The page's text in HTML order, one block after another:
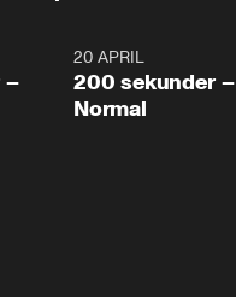
4:23
–
20 APRIL
200 sekunder –
Normal